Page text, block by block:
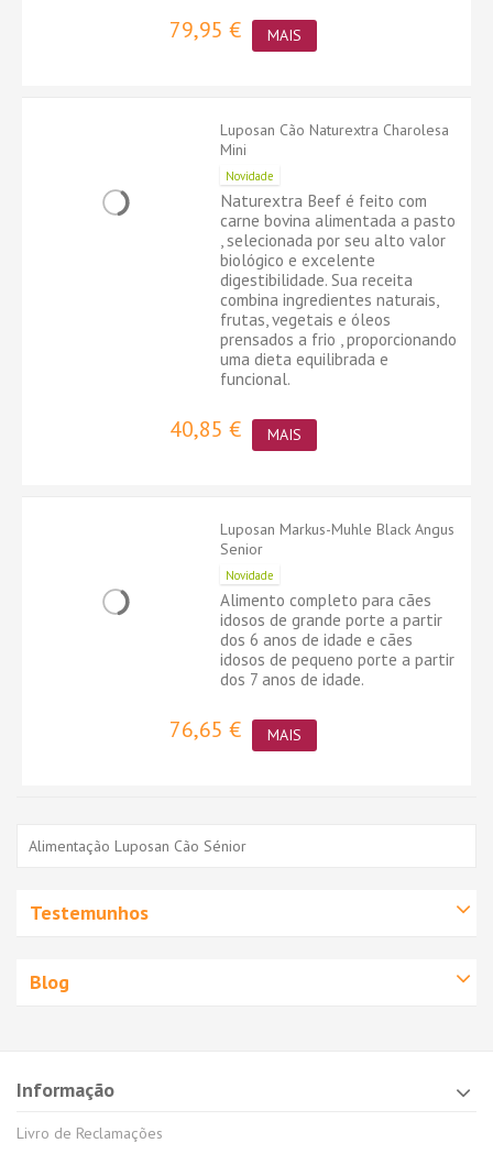
79,95 € MAIS
Luposan Cão Naturextra Charolesa
Mini
Novidade
Naturextra Beef é feito com
carne bovina alimentada a pasto
, selecionada por seu alto valor
biológico e excelente
digestibilidade. Sua receita
combina ingredientes naturais,
frutas, vegetais e óleos
prensados ​​a frio , proporcionando
uma dieta equilibrada e
funcional.
40,85 € MAIS
Luposan Markus-Muhle Black Angus
Senior
Novidade
Alimento completo para cães
idosos de grande porte a partir
dos 6 anos de idade e cães
idosos de pequeno porte a partir
dos 7 anos de idade.
76,65 € MAIS
Alimentação Luposan Cão Sénior
Testemunhos
Blog
Informação
Livro de Reclamações